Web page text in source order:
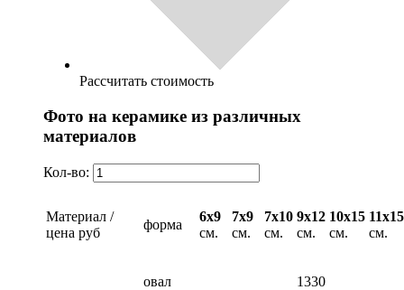
Рассчитать стоимость
Фото на керамике из различных
материалов
Кол-во:
Материал /
цена руб
форма
6х9
см.
7х9
см.
7х10
см.
9х12
см.
10х15
см.
11х15
см.
овал
1330